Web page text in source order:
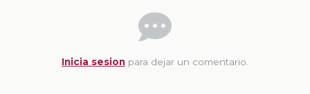
Inicia sesion para dejar un comentario.